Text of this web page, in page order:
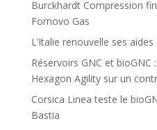
Burckhardt Compression
Fornovo Gas
L’Italie renouvelle ses
Réservoirs GNC et bioGNC
Hexagon Agility sur un
Corsica Linea teste le
Bastia